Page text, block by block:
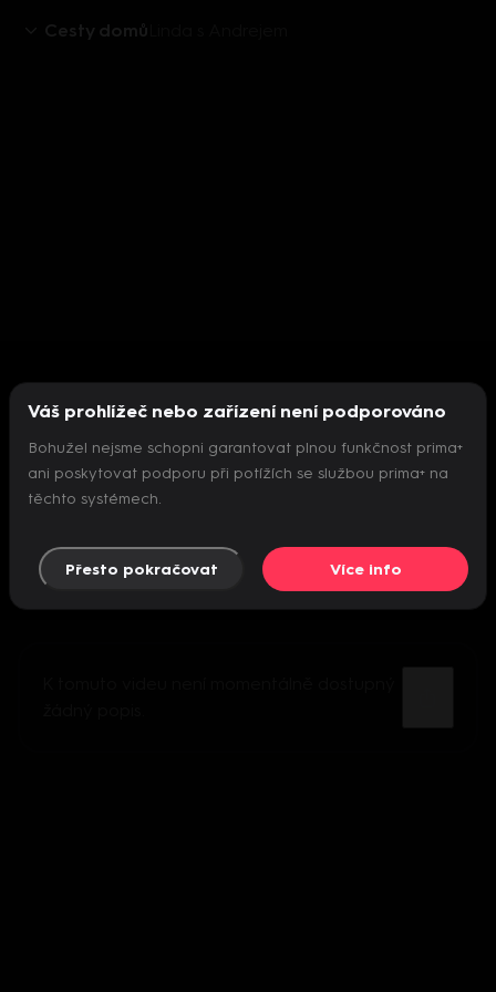
Cesty domů
Nepodařilo se inicializovat přehrávač
Váš prohlížeč nebo zařízení není podporováno
Bohužel nejsme schopni garantovat plnou funkčnost prima+
ani poskytovat podporu při potížích se službou prima+ na
těchto systémech.
Přesto pokračovat Více info